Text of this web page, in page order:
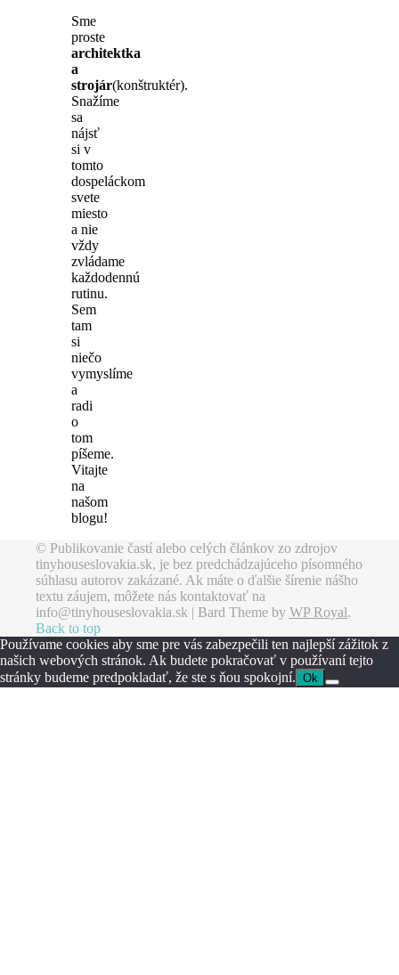
Sme
proste
architektka
a
strojár(konštruktér).
Snažíme
sa
nájsť
si v
tomto
dospeláckom
svete
miesto
a nie
vždy
zvládame
každodennú
rutinu.
Sem
tam
si
niečo
vymyslíme
a
radi
o
tom
píšeme.
Vitajte
na
našom
blogu!
© Publikovanie častí alebo celých článkov zo zdrojov
tinyhouseslovakia.sk, je bez predchádzajúceho písomného
súhlasu autorov zakázané. Ak máte o ďalšie šírenie nášho
textu záujem, môžete nás kontaktovať na
info@tinyhouseslovakia.sk | Bard Theme by WP Royal.
Back to top
Používame cookies aby sme pre vás zabezpečili ten najlepší zážitok z
našich webových stránok. Ak budete pokračovať v používaní tejto
stránky budeme predpokladať, že ste s ňou spokojní. Ok